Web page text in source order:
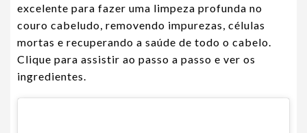
excelente para fazer uma limpeza profunda no
couro cabeludo, removendo impurezas, células
mortas e recuperando a saúde de todo o cabelo.
Clique para assistir ao passo a passo e ver os
ingredientes.